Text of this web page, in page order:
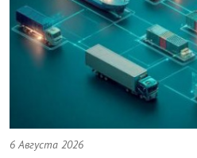
6 Августа 2026